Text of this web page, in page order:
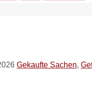
Gekaufte Sachen,